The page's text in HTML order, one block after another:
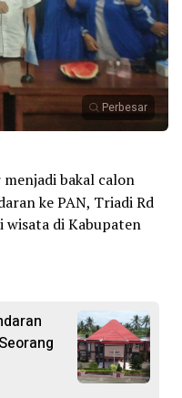
Perbesar
bakal calon
ke PAN, Triadi Rd
wisata di Kabupaten